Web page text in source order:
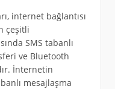
internet bağlantısı
çeşitli
SMS tabanlı
ve Bluetooth
İnternetin
mesajlaşma